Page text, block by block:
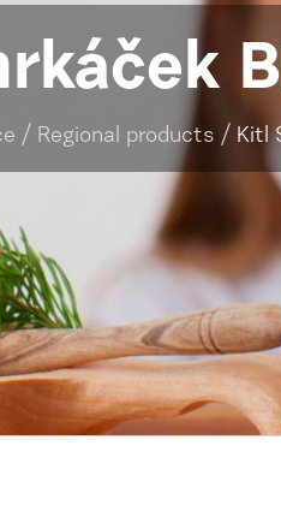
/ Regional products / Kitl